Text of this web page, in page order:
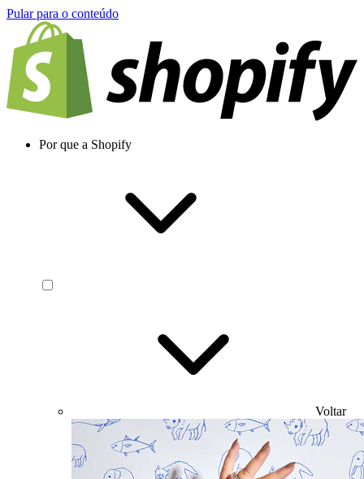
Pular para o conteúdo
Por que a Shopify
Voltar